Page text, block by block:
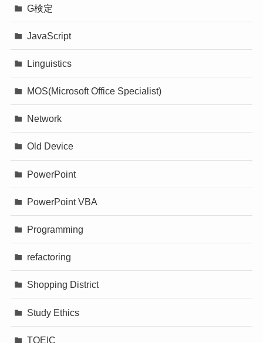
G検定
JavaScript
Linguistics
MOS(Microsoft Office Specialist)
Network
Old Device
PowerPoint
PowerPoint VBA
Programming
refactoring
Shopping District
Study Ethics
TOEIC